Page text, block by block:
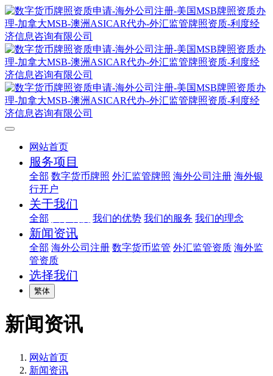
网站首页
服务项目
全部 数字货币牌照 外汇监管牌照 海外公司注册 海外银
行开户
关于我们
全部 我们的优势 我们的服务 我们的理念
新闻资讯
全部 海外公司注册 数字货币监管 外汇监管资质 海外监
管资质
选择我们
繁体
新闻资讯
网站首页
新闻资讯